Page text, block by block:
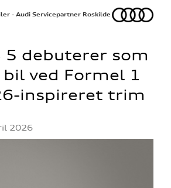
Audi
- Audi Servicepartner Roskilde
5 debuterer som
ved Formel 1
inspireret trim
2026